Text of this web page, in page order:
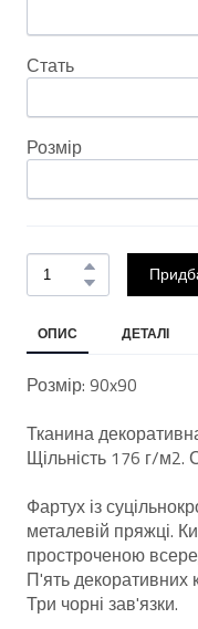
Стать
Розмір
ОПИС ДЕТАЛІ
Розмір: 90x90
Тканина
Щільність 176 г/м2.
Фартух із
металевій пряжці.
простроченою
П'ять декоративних
Три чорні зав'язки.